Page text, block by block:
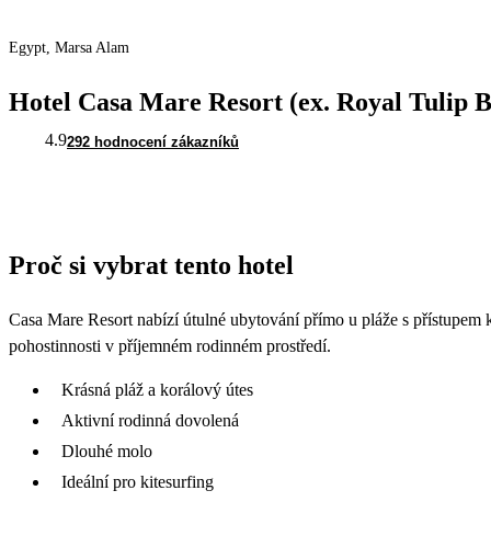
Egypt, Marsa Alam
Hotel Casa Mare Resort (ex. Royal Tulip
4.9292 hodnocení zákazníků
Proč si vybrat tento hotel
Casa Mare Resort nabízí útulné ubytování přímo u pláže s
pohostinnosti v příjemném rodinném prostředí.
Krásná pláž a korálový útes
Aktivní rodinná dovolená
Dlouhé molo
Ideální pro kitesurfing